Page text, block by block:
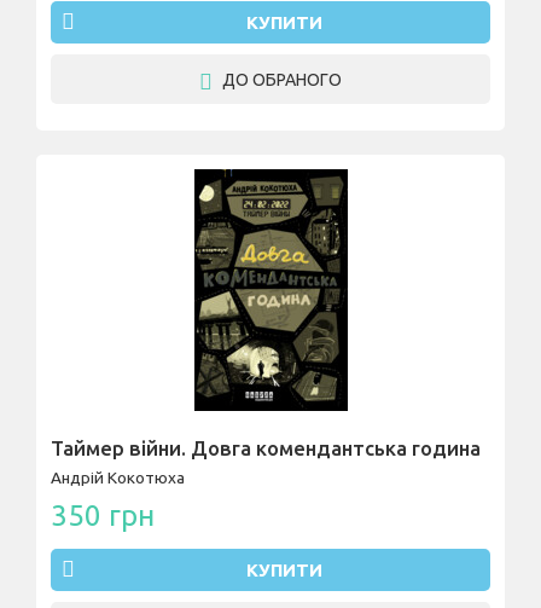
КУПИТИ
ДО ОБРАНОГО
Таймер війни. Довга комендантська година
Андрій Кокотюха
350 грн
КУПИТИ